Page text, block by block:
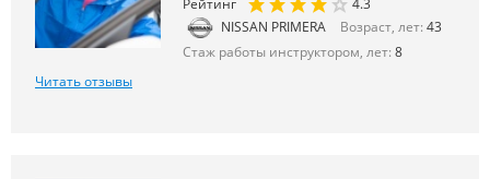
Рейтинг
4.3
NISSAN PRIMERA
Возраст, лет: 43
Стаж работы инструктором, лет: 8
Читать отзывы